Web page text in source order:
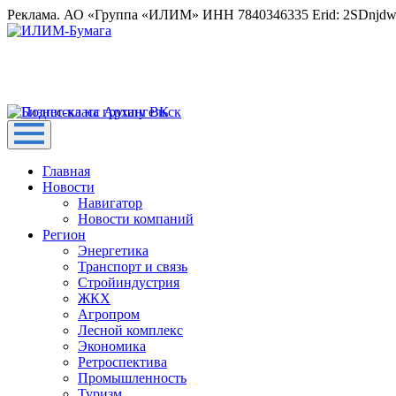
Реклама. АО «Группа «ИЛИМ» ИНН 7840346335 Erid:
Главная
Новости
Навигатор
Новости компаний
Регион
Энергетика
Транспорт и связь
Стройиндустрия
ЖКХ
Агропром
Лесной комплекс
Экономика
Ретроспектива
Промышленность